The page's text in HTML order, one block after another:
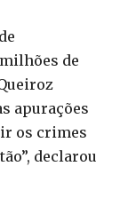
de
apurações
os crimes
declarou